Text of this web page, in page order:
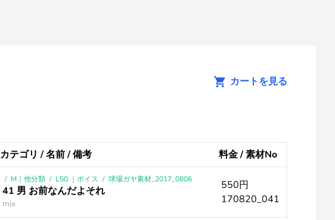
カートを見る
カテゴリ / 名前 / 備考 料金 / 素材No
/ M｜他分類 / L50 ｜ボイス / 球場ガヤ素材_2017_0806
41 男 お前なんだよそれ
mix
550円
170820_041